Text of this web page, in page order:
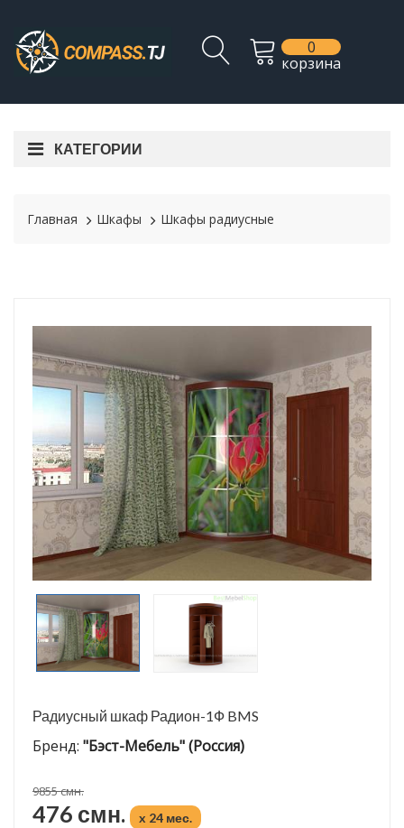
0
корзина
КАТЕГОРИИ
Главная Шкафы Шкафы радиусные
Радиусный шкаф Радион-1Ф BMS
Бренд: "Бэст-Мебель" (Россия)
9855 смн.
476 смн. x 24 мес.